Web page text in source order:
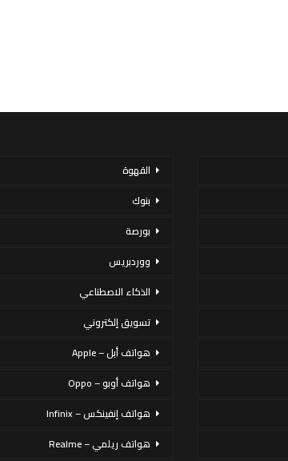
القهوة
بنوك
بورصة
ووردبريس
الذكاء الاصطناعي
تسويق إلكتروني
هواتف أبل – Apple
هواتف أوبو – Oppo
هواتف إنفينكس – Infinix
هواتف ريلمي – Realme